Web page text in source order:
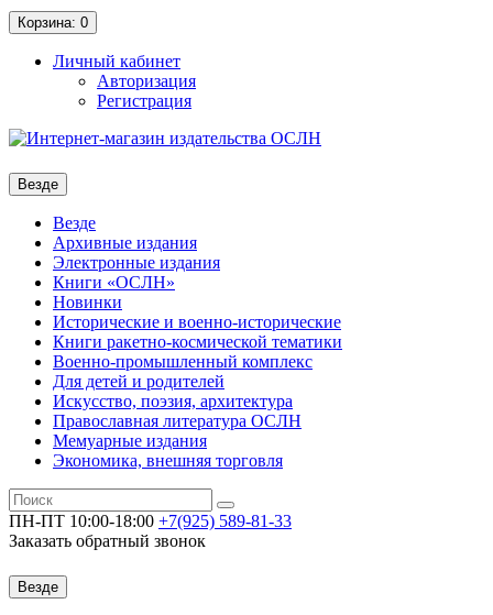
Корзина: 0
Личный кабинет
Авторизация
Регистрация
Везде
Везде
Архивные издания
Электронные издания
Книги «ОСЛН»
Новинки
Исторические и военно-исторические
Книги ракетно-космической тематики
Военно-промышленный комплекс
Для детей и родителей
Искусство, поэзия, архитектура
Православная литература ОСЛН
Мемуарные издания
Экономика, внешняя торговля
ПН-ПТ 10:00-18:00 +7(925) 589-81-33
Заказать обратный звонок
Везде